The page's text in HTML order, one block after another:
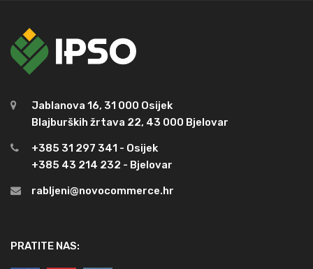
Jablanova 16, 31 000 Osijek
Blajburških žrtava 22, 43 000 Bjelovar
+385 31 297 341 - Osijek
+385 43 214 232 - Bjelovar
rabljeni@novocommerce.hr
PRATITE NAS: